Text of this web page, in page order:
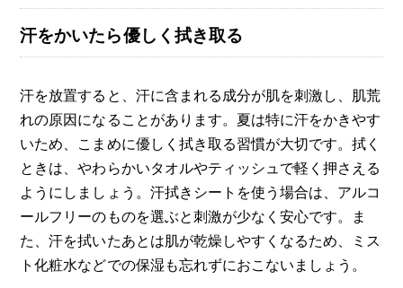
汗をかいたら優しく拭き取る
汗を放置すると、汗に含まれる成分が肌を刺激し、肌荒
れの原因になることがあります。夏は特に汗をかきやす
いため、こまめに優しく拭き取る習慣が大切です。拭く
ときは、やわらかいタオルやティッシュで軽く押さえる
ようにしましょう。汗拭きシートを使う場合は、アルコ
ールフリーのものを選ぶと刺激が少なく安心です。ま
た、汗を拭いたあとは肌が乾燥しやすくなるため、ミス
ト化粧水などでの保湿も忘れずにおこないましょう。